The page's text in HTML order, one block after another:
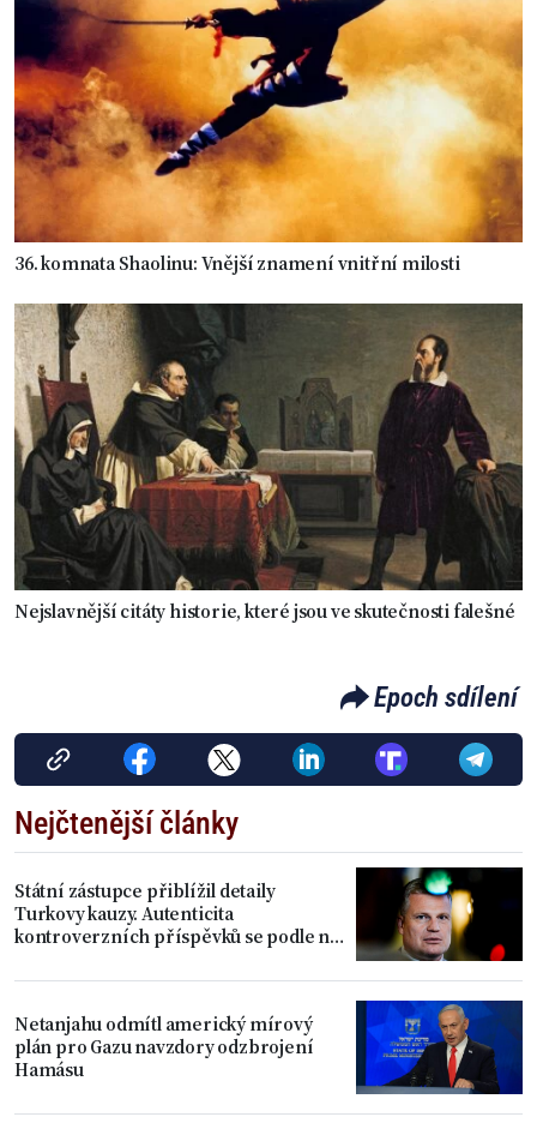
36. komnata Shaolinu: Vnější znamení vnitřní milosti
Nejslavnější citáty historie, které jsou ve skutečnosti falešné
Epoch sdílení
Nejčtenější články
Státní zástupce přiblížil detaily
Turkovy kauzy. Autenticita
kontroverzních příspěvků se podle něj
Netanjahu odmítl americký mírový
plán pro Gazu navzdory odzbrojení
Hamásu